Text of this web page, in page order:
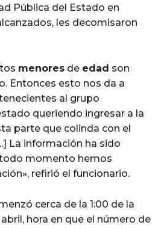
Pública del Estado en
les decomisaron
menores de edad son
Entonces esto nos da a
al grupo
queriendo ingresar a la
parte que colinda con el
La información ha sido
momento hemos
refirió el funcionario.
cerca de la 1:00 de la
hora en que el número de